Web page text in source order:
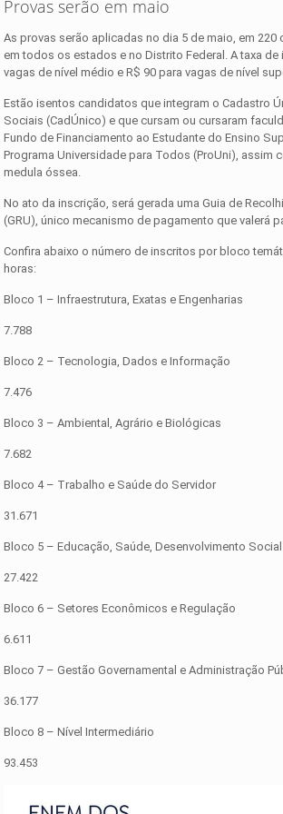
Provas serão em maio
As provas serão aplicadas no dia 5 de maio, em
em todos os estados e no Distrito Federal. A taxa de
vagas de nível médio e R$ 90 para vagas de nível
Estão isentos candidatos que integram o Cadastro
Sociais (CadÚnico) e que cursam ou cursaram
Fundo de Financiamento ao Estudante do Ensino
Programa Universidade para Todos (ProUni), assim
medula óssea.
No ato da inscrição, será gerada uma Guia de
(GRU), único mecanismo de pagamento que valerá
Confira abaixo o número de inscritos por bloco
horas:
Bloco 1 – Infraestrutura, Exatas e Engenharias
7.788
Bloco 2 – Tecnologia, Dados e Informação
7.476
Bloco 3 – Ambiental, Agrário e Biológicas
7.682
Bloco 4 – Trabalho e Saúde do Servidor
31.671
Bloco 5 – Educação, Saúde, Desenvolvimento
27.422
Bloco 6 – Setores Econômicos e Regulação
6.611
Bloco 7 – Gestão Governamental e Administração
36.177
Bloco 8 – Nível Intermediário
93.453